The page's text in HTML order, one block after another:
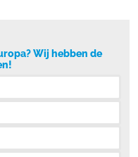
Wij hebben de